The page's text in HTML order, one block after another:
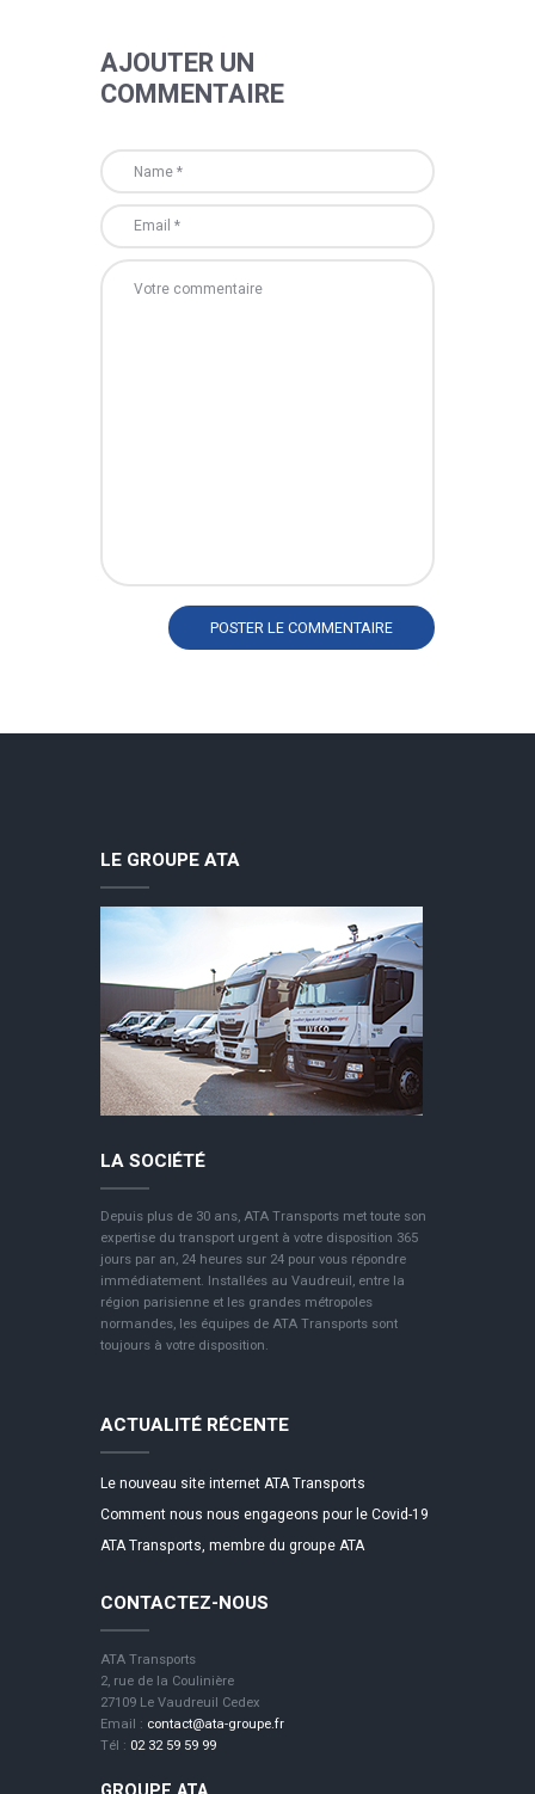
AJOUTER UN
COMMENTAIRE
LE GROUPE ATA
LA SOCIÉTÉ
Depuis plus de 30 ans, ATA Transports met toute son
expertise du transport urgent à votre disposition 365
jours par an, 24 heures sur 24 pour vous répondre
immédiatement. Installées au Vaudreuil, entre la
région parisienne et les grandes métropoles
normandes, les équipes de ATA Transports sont
toujours à votre disposition.
ACTUALITÉ RÉCENTE
Le nouveau site internet ATA Transports
Comment nous nous engageons pour le Covid-19
ATA Transports, membre du groupe ATA
CONTACTEZ-NOUS
ATA Transports
2, rue de la Coulinière
27109 Le Vaudreuil Cedex
Email : contact@ata-groupe.fr
Tél : 02 32 59 59 99